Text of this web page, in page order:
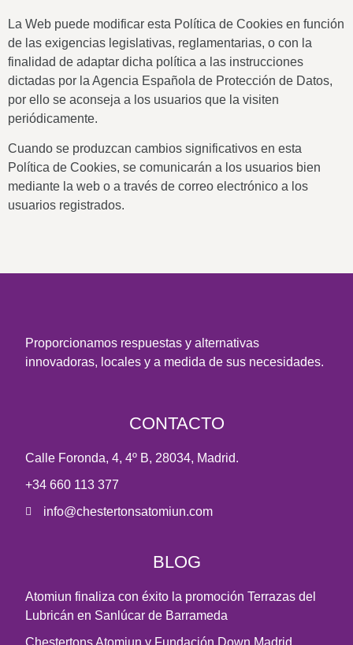
La Web puede modificar esta Política de Cookies en función
de las exigencias legislativas, reglamentarias, o con la
finalidad de adaptar dicha política a las instrucciones
dictadas por la Agencia Española de Protección de Datos,
por ello se aconseja a los usuarios que la visiten
periódicamente.
Cuando se produzcan cambios significativos en esta
Política de Cookies, se comunicarán a los usuarios bien
mediante la web o a través de correo electrónico a los
usuarios registrados.
Proporcionamos respuestas y alternativas
innovadoras, locales y a medida de sus necesidades.
CONTACTO
Calle Foronda, 4, 4º B, 28034, Madrid.
+34 660 113 377
info@chestertonsatomiun.com
BLOG
Atomiun finaliza con éxito la promoción Terrazas del
Lubricán en Sanlúcar de Barrameda